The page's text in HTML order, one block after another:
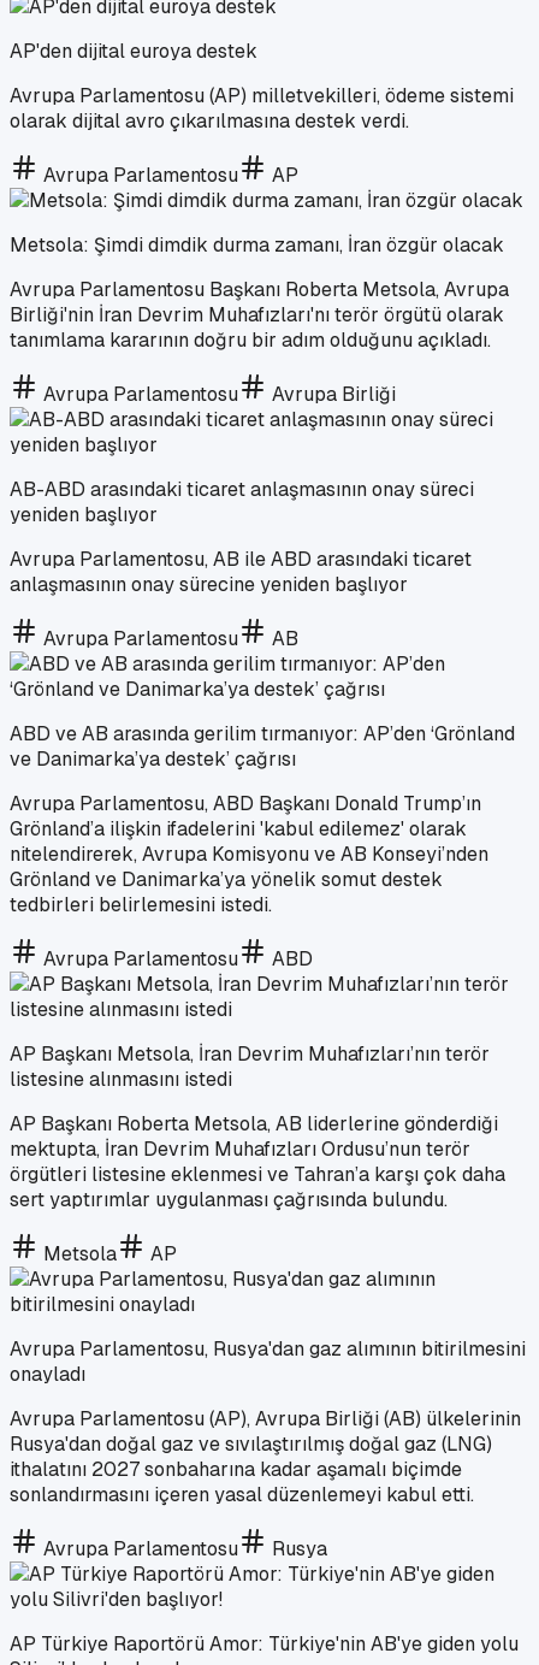
AP'den dijital euroya destek
Avrupa Parlamentosu (AP) milletvekilleri, ödeme sistemi
olarak dijital avro çıkarılmasına destek verdi.
Avrupa Parlamentosu AP
Metsola: Şimdi dimdik durma zamanı, İran özgür olacak
Avrupa Parlamentosu Başkanı Roberta Metsola, Avrupa
Birliği'nin İran Devrim Muhafızları'nı terör örgütü olarak
tanımlama kararının doğru bir adım olduğunu açıkladı.
Avrupa Parlamentosu Avrupa Birliği
AB-ABD arasındaki ticaret anlaşmasının onay süreci
yeniden başlıyor
Avrupa Parlamentosu, AB ile ABD arasındaki ticaret
anlaşmasının onay sürecine yeniden başlıyor
Avrupa Parlamentosu AB
ABD ve AB arasında gerilim tırmanıyor: AP’den ‘Grönland
ve Danimarka’ya destek’ çağrısı
Avrupa Parlamentosu, ABD Başkanı Donald Trump’ın
Grönland’a ilişkin ifadelerini 'kabul edilemez' olarak
nitelendirerek, Avrupa Komisyonu ve AB Konseyi’nden
Grönland ve Danimarka’ya yönelik somut destek
tedbirleri belirlemesini istedi.
Avrupa Parlamentosu ABD
AP Başkanı Metsola, İran Devrim Muhafızları’nın terör
listesine alınmasını istedi
AP Başkanı Roberta Metsola, AB liderlerine gönderdiği
mektupta, İran Devrim Muhafızları Ordusu’nun terör
örgütleri listesine eklenmesi ve Tahran’a karşı çok daha
sert yaptırımlar uygulanması çağrısında bulundu.
Metsola AP
Avrupa Parlamentosu, Rusya'dan gaz alımının bitirilmesini
onayladı
Avrupa Parlamentosu (AP), Avrupa Birliği (AB) ülkelerinin
Rusya'dan doğal gaz ve sıvılaştırılmış doğal gaz (LNG)
ithalatını 2027 sonbaharına kadar aşamalı biçimde
sonlandırmasını içeren yasal düzenlemeyi kabul etti.
Avrupa Parlamentosu Rusya
AP Türkiye Raportörü Amor: Türkiye'nin AB'ye giden yolu